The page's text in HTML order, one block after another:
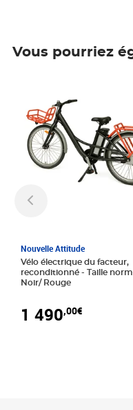
Vous pourriez
Nouvelle Attitude
Vélo électrique du facteur,
reconditionné - Taille normale -
Noir/ Rouge
1 490,00€